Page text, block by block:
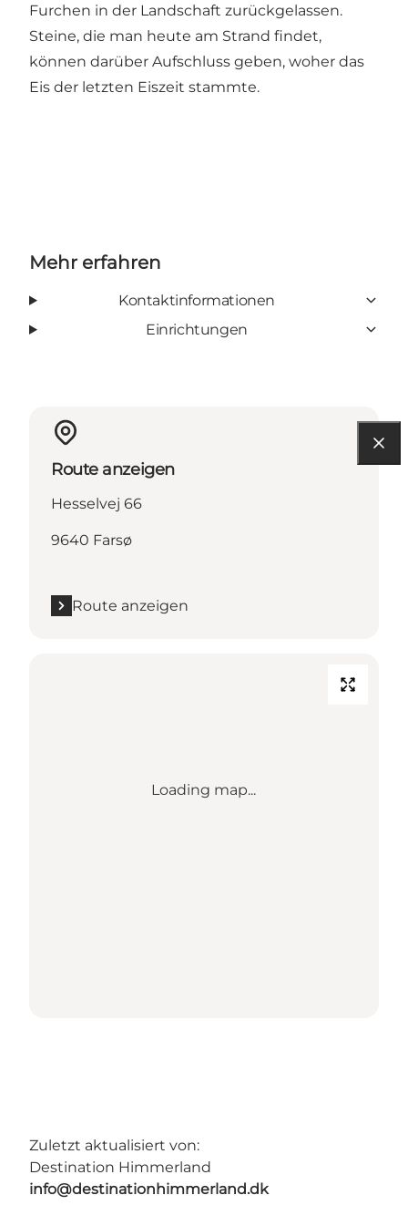
Furchen in der Landschaft zurückgelassen.
Steine, die man heute am Strand findet,
können darüber Aufschluss geben, woher das
Eis der letzten Eiszeit stammte.
Mehr erfahren
Kontaktinformationen
Einrichtungen
Route anzeigen
Hesselvej 66
9640 Farsø
Route anzeigen
Loading map...
Zuletzt aktualisiert von:
Destination Himmerland
info@destinationhimmerland.dk